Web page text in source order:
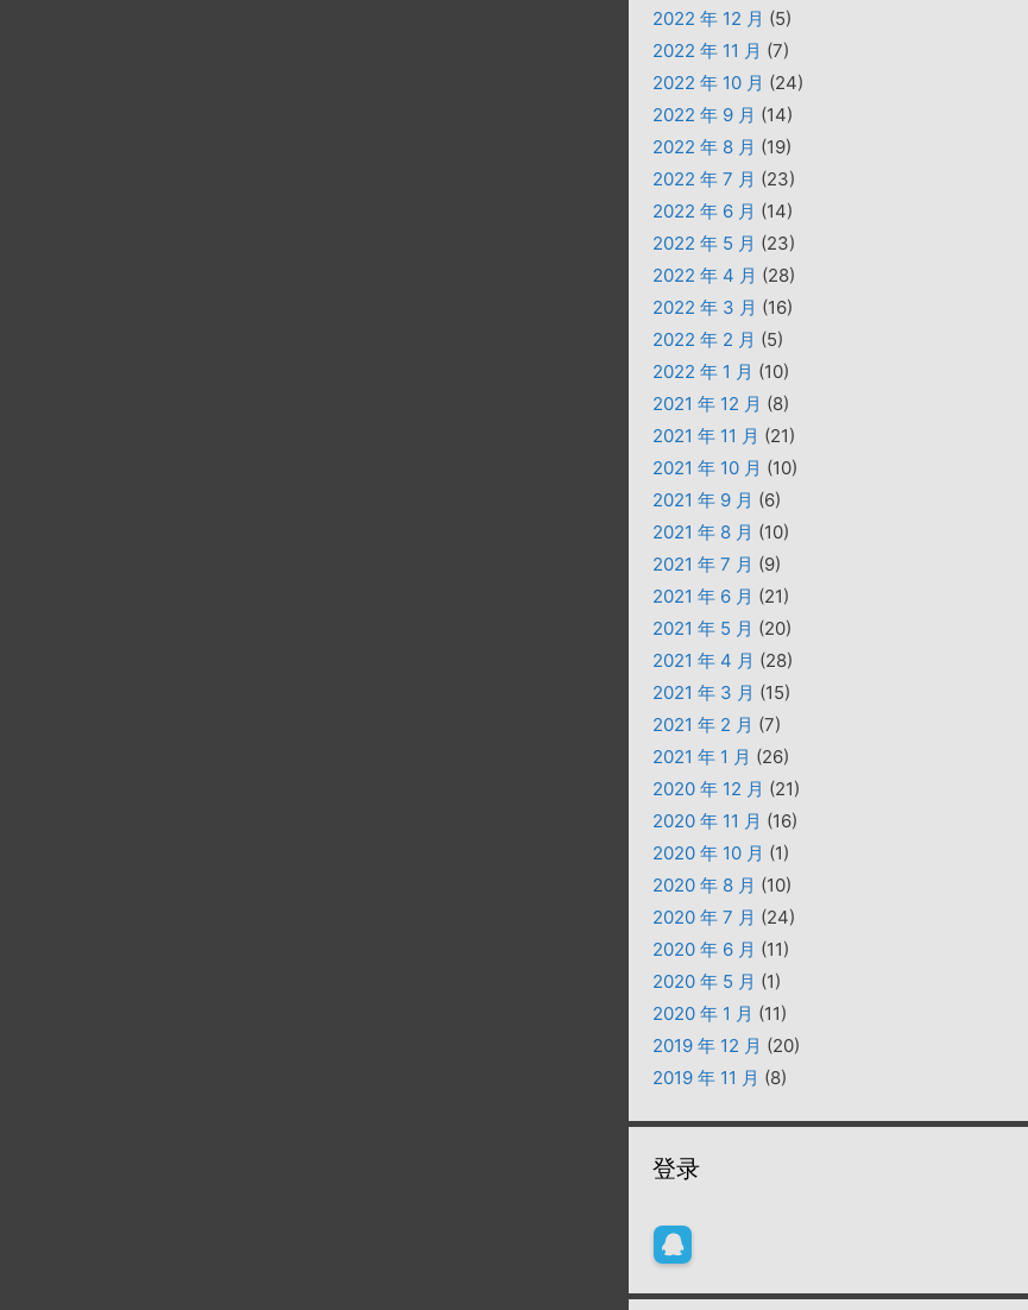
2022 年 12 月 (5)
2022 年 11 月 (7)
2022 年 10 月 (24)
2022 年 9 月 (14)
2022 年 8 月 (19)
2022 年 7 月 (23)
2022 年 6 月 (14)
2022 年 5 月 (23)
2022 年 4 月 (28)
2022 年 3 月 (16)
2022 年 2 月 (5)
2022 年 1 月 (10)
2021 年 12 月 (8)
2021 年 11 月 (21)
2021 年 10 月 (10)
2021 年 9 月 (6)
2021 年 8 月 (10)
2021 年 7 月 (9)
2021 年 6 月 (21)
2021 年 5 月 (20)
2021 年 4 月 (28)
2021 年 3 月 (15)
2021 年 2 月 (7)
2021 年 1 月 (26)
2020 年 12 月 (21)
2020 年 11 月 (16)
2020 年 10 月 (1)
2020 年 8 月 (10)
2020 年 7 月 (24)
2020 年 6 月 (11)
2020 年 5 月 (1)
2020 年 1 月 (11)
2019 年 12 月 (20)
2019 年 11 月 (8)
登录